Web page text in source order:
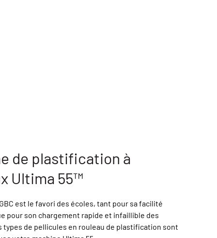
de plastification à
Ultima 55™
GBC est le favori des écoles, tant pour sa facilité
pour son chargement rapide et infaillible des
types de pellicules en rouleau de plastification sont